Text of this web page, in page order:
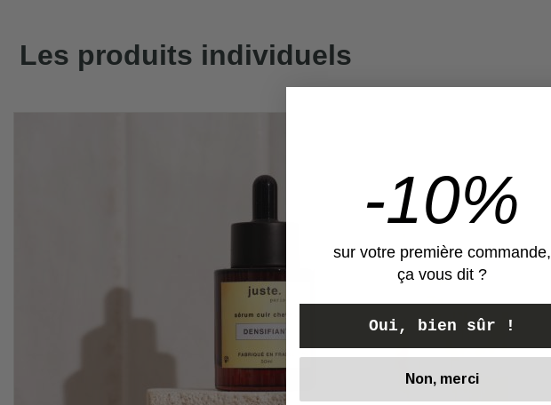
Les produits individuels
-10%
sur votre première commande,
ça vous dit ?
Oui, bien sûr !
Non, merci